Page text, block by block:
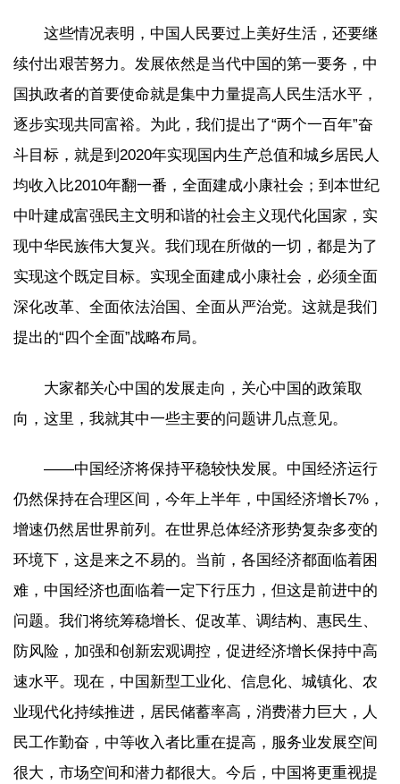
这些情况表明，中国人民要过上美好生活，还要继
续付出艰苦努力。发展依然是当代中国的第一要务，中
国执政者的首要使命就是集中力量提高人民生活水平，
逐步实现共同富裕。为此，我们提出了“两个一百年”奋
斗目标，就是到2020年实现国内生产总值和城乡居民人
均收入比2010年翻一番，全面建成小康社会；到本世纪
中叶建成富强民主文明和谐的社会主义现代化国家，实
现中华民族伟大复兴。我们现在所做的一切，都是为了
实现这个既定目标。实现全面建成小康社会，必须全面
深化改革、全面依法治国、全面从严治党。这就是我们
提出的“四个全面”战略布局。
大家都关心中国的发展走向，关心中国的政策取
向，这里，我就其中一些主要的问题讲几点意见。
——中国经济将保持平稳较快发展。中国经济运行
仍然保持在合理区间，今年上半年，中国经济增长7%，
增速仍然居世界前列。在世界总体经济形势复杂多变的
环境下，这是来之不易的。当前，各国经济都面临着困
难，中国经济也面临着一定下行压力，但这是前进中的
问题。我们将统筹稳增长、促改革、调结构、惠民生、
防风险，加强和创新宏观调控，促进经济增长保持中高
速水平。现在，中国新型工业化、信息化、城镇化、农
业现代化持续推进，居民储蓄率高，消费潜力巨大，人
民工作勤奋，中等收入者比重在提高，服务业发展空间
很大，市场空间和潜力都很大。今后，中国将更重视提